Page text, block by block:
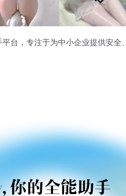
台，专注于为中小企业提供安全